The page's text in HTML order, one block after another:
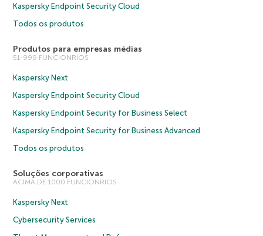
Kaspersky Endpoint Security Cloud
Todos os produtos
Produtos para empresas médias
51-999 FUNCIONRIOS
Kaspersky Next
Kaspersky Endpoint Security Cloud
Kaspersky Endpoint Security for Business Select
Kaspersky Endpoint Security for Business Advanced
Todos os produtos
Soluções corporativas
ACIMA DE 1000 FUNCIONRIOS
Kaspersky Next
Cybersecurity Services